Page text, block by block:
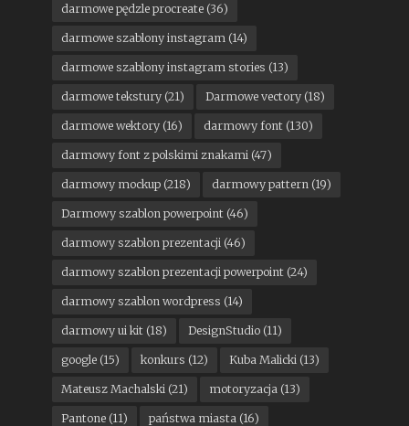
darmowe pędzle procreate(36)
darmowe szablony instagram (14)
darmowe szablony instagram stories (13)
darmowe tekstury(21) Darmowe vectory(18)
darmowe wektory(16) darmowy font(130)
darmowy font z polskimi znakami (47)
darmowy mockup(218) darmowy pattern (19)
Darmowy szablon powerpoint(46)
darmowy szablon prezentacji (46)
darmowy szablon prezentacji powerpoint(24)
darmowy szablon wordpress (14)
darmowy ui kit(18) DesignStudio(11)
google(15) konkurs (12) Kuba Malicki (13)
Mateusz Machalski (21) motoryzacja (13)
Pantone(11) państwa miasta (16)